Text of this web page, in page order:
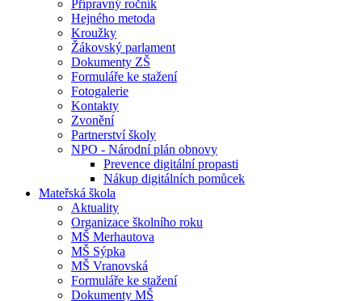
Přípravný ročník
Hejného metoda
Kroužky
Žákovský parlament
Dokumenty ZŠ
Formuláře ke stažení
Fotogalerie
Kontakty
Zvonění
Partnerství školy
NPO - Národní plán obnovy
Prevence digitální propasti
Nákup digitálních pomůcek
Mateřská škola
Aktuality
Organizace školního roku
MŠ Merhautova
MŠ Sýpka
MŠ Vranovská
Formuláře ke stažení
Dokumenty MŠ